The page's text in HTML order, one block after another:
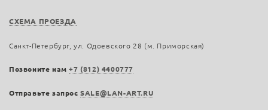
СХЕМА ПРОЕЗДА
Санкт-Петербург, ул. Одоевского 28 (м. Приморская)
Позвоните нам+7 (812) 4400777
Отправьте запросSALE@LAN-ART.RU